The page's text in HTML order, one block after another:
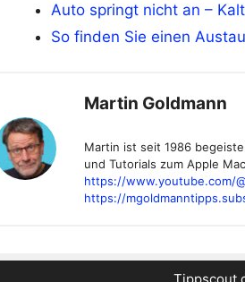
Auto springt nicht an –
So finden Sie einen
Martin Goldmann
Martin ist seit 1986
und Tutorials zum Apple
https://www.youtube.com/
https://